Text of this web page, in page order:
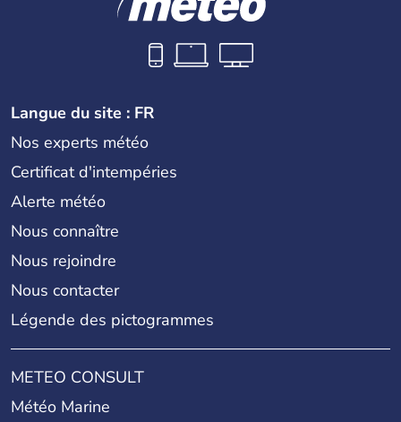
Langue du site : FR
Nos experts météo
Certificat d'intempéries
Alerte météo
Nous connaître
Nous rejoindre
Nous contacter
Légende des pictogrammes
METEO CONSULT
Météo Marine